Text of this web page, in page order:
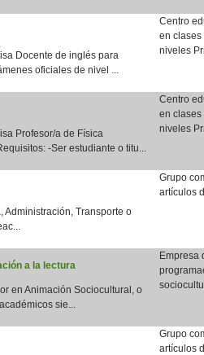
Docente de inglés para
oficiales de nivel ...
Centro
en clases
niveles
Profesor/a de Física
-Ser estudiante o titu...
Centro
en clases
niveles
Transporte o
Grupo
artículos
a la lectura
en Animación Sociocultural, o
sie...
Empresa
Grupo
artículos